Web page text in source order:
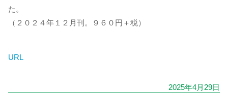
た。
（２０２４年１２月刊。９６０円＋税）
URL
2025年4月29日